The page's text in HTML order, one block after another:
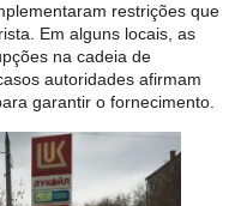
restrições que
Em alguns locais, as
na cadeia de
autoridades afirmam
garantir o fornecimento.